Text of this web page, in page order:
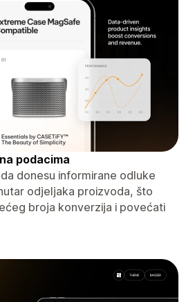
podacima
donesu informirane odluke
odjeljaka proizvoda, što
broja konverzija i povećati